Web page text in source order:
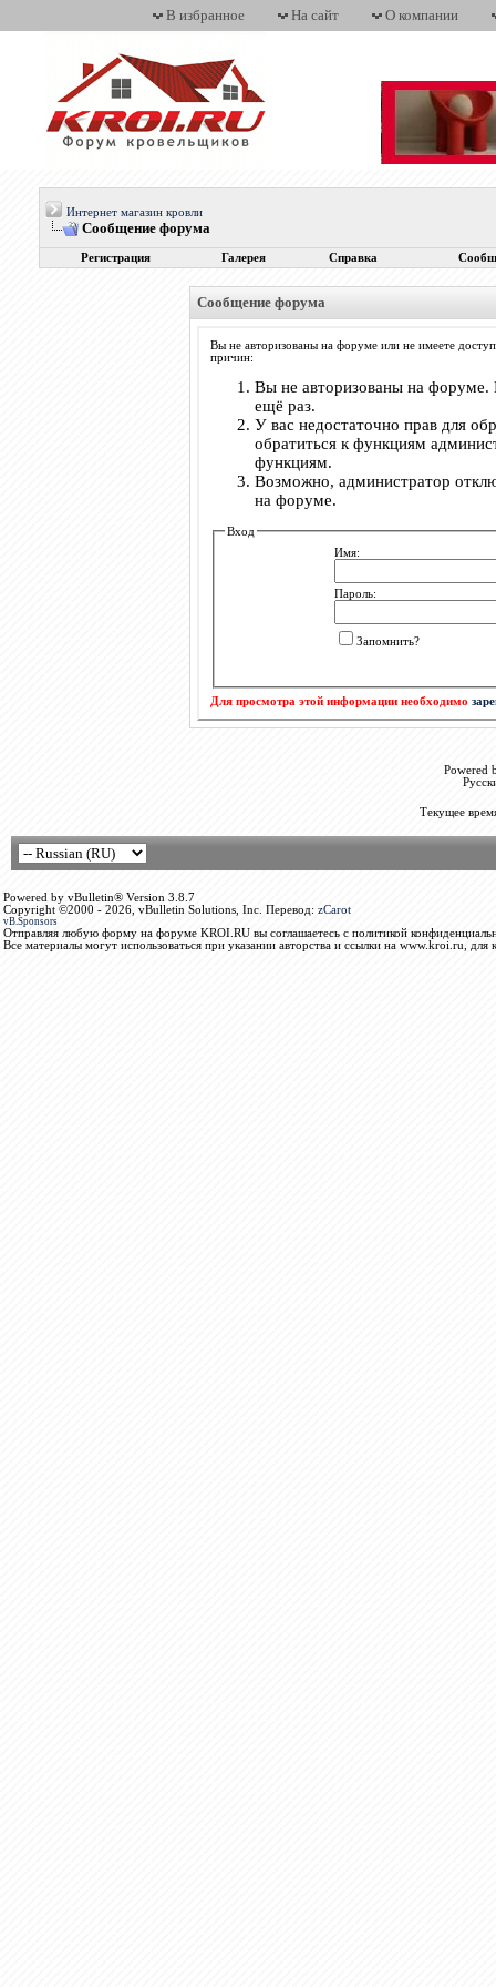
В избранное На сайт О компании
Интернет магазин кровли
Сообщение форума
Регистрация Галерея Справка
Сообщение форума
Вы не авторизованы на форуме или не имеете
причин:
Вы не авторизованы на форуме.
ещё раз.
У вас недостаточно прав для
обратиться к функциям
функциям.
Возможно, администратор
на форуме.
Вход
Имя:
Пароль:
Запомнить?
Для просмотра этой информации необходимо
Powered
Текущее
Powered by vBulletin® Version 3.8.7
Copyright ©2000 - 2026, vBulletin Solutions, Inc. Перевод: zCarot
vB.Sponsors
Отправляя любую форму на форуме KROI.RU вы соглашаетесь с политикой
Все материалы могут использоваться при указании авторства и ссылки на www.kroi.ru, для